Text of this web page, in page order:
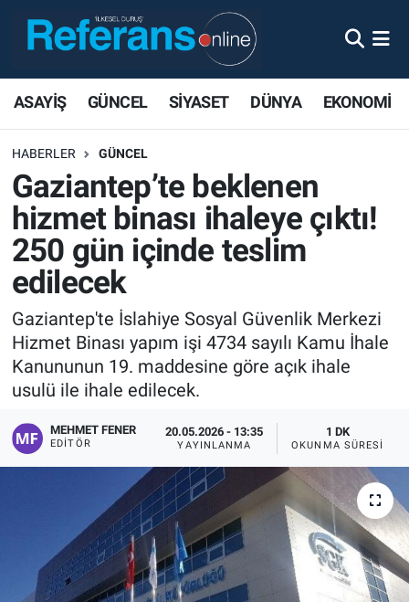
ASAYİŞ GÜNCEL SİYASET DÜNYA EKONOMİ
HABERLER GÜNCEL
Gaziantep’te beklenen
hizmet binası ihaleye çıktı!
250 gün içinde teslim
edilecek
Gaziantep'te İslahiye Sosyal Güvenlik Merkezi
Hizmet Binası yapım işi 4734 sayılı Kamu İhale
Kanununun 19. maddesine göre açık ihale
usulü ile ihale edilecek.
MEHMET FENER
EDITÖR
20.05.2026 - 13:35
YAYINLANMA
1 DK
OKUNMA SÜRESI